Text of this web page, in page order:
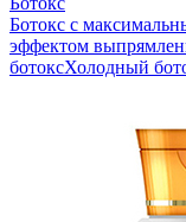
Ботокс с
эффектом
ботоксХолодный